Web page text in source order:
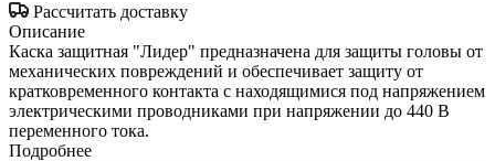
Рассчитать доставку
Описание
Каска защитная "Лидер" предназначена для защиты головы от
механических повреждений и обеспечивает защиту от
кратковременного контакта с находящимися под напряжением
электрическими проводниками при напряжении до 440 В
переменного тока.
Подробнее